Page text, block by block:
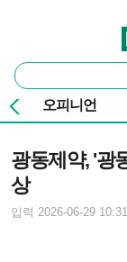
통
합
검
색
오피니언
광동제약, '광
상
입력 2026-06-29 10:31